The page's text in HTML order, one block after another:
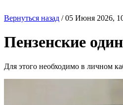
Вернуться назад /05 Июня 2026,
Пензенские
Для этого необходимо в личном